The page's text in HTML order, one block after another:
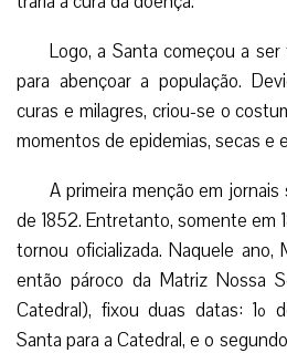
Logo, a Santa começou a
para abençoar a população.
curas e milagres, criou-se o
momentos de epidemias, secas e
A primeira menção em
de 1852. Entretanto, somente em
tornou oficializada. Naquele ano,
então pároco da Matriz Nossa
Catedral), fixou duas datas: 1º
Santa para a Catedral, e o